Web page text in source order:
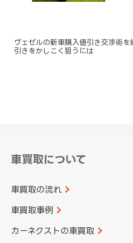
ヴェゼルの新車購入値引き交渉術を
引きをかしこく狙うには
車買取について
車買取の流れ
車買取事例
カーネクストの車買取